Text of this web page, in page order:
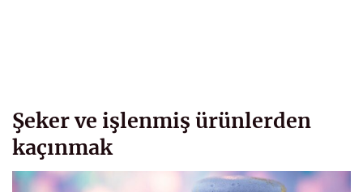
Şeker ve işlenmiş ürünlerden
kaçınmak